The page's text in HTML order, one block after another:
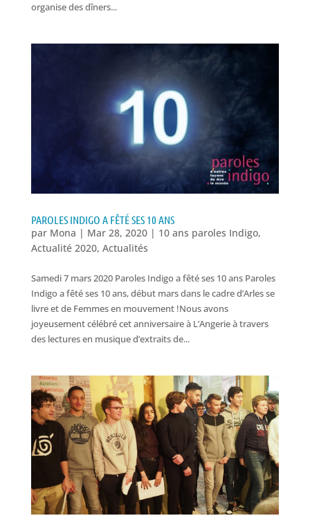
organise des dîners...
PAROLES INDIGO A FÊTÉ SES 10 ANS
par Mona | Mar 28, 2020| 10 ans paroles Indigo,
Actualité 2020, Actualités
Samedi 7 mars 2020 Paroles Indigo a fêté ses 10 ans Paroles
Indigo a fêté ses 10 ans, début mars dans le cadre d’Arles se
livre et de Femmes en mouvement !Nous avons
joyeusement célébré cet anniversaire à L’Angerie à travers
des lectures en musique d’extraits de...